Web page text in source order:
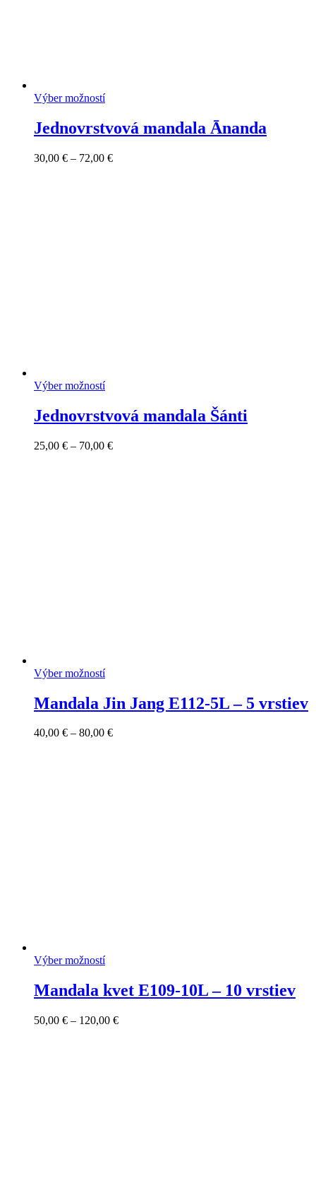
Výber možností
Jednovrstvová mandala Ānanda
30,00 € – 72,00 €Price
Výber možností
Jednovrstvová mandala Šánti
25,00 € – 70,00 €Price
Výber možností
Mandala Jin Jang E112-5L – 5 vrstiev
40,00 € – 80,00 €Price
Výber možností
Mandala kvet E109-10L – 10 vrstiev
50,00 € – 120,00 €Price